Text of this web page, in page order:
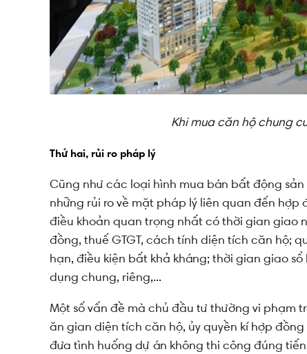
Khi mua căn hộ chung
Thứ hai, rủi ro pháp lý
Cũng như các loại hình mua bán bất động
những rủi ro về mặt pháp lý liên quan đến
điều khoản quan trọng nhất có thời gian giao
đồng, thuế GTGT, cách tính diện tích căn hộ;
hạn, điều kiện bất khả kháng; thời gian giao
dụng chung, riêng,...
Một số vấn đề mà chủ đầu tư thường vi phạm
ăn gian diện tích căn hộ, ủy quyền kí hợp
đưa tình huống dự án không thi công đúng